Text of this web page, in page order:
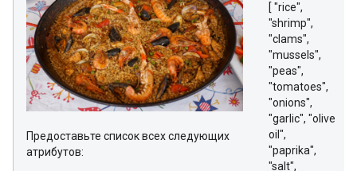
Предоставьте список всех следующих
атрибутов:
[ "rice",
"shrimp",
"clams",
"mussels",
"peas",
"tomatoes",
"onions",
"garlic", "olive
oil",
"paprika",
"salt",